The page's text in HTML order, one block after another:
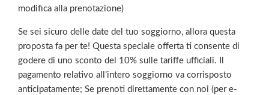
modifica alla prenotazione)
Se sei sicuro delle date del tuo soggiorno, allora questa
proposta fa per te! Questa speciale offerta ti consente di
godere di uno sconto del 10% sulle tariffe ufficiali. Il
pagamento relativo all’intero soggiorno va corrisposto
anticipatamente; Se prenoti direttamente con noi (per e-